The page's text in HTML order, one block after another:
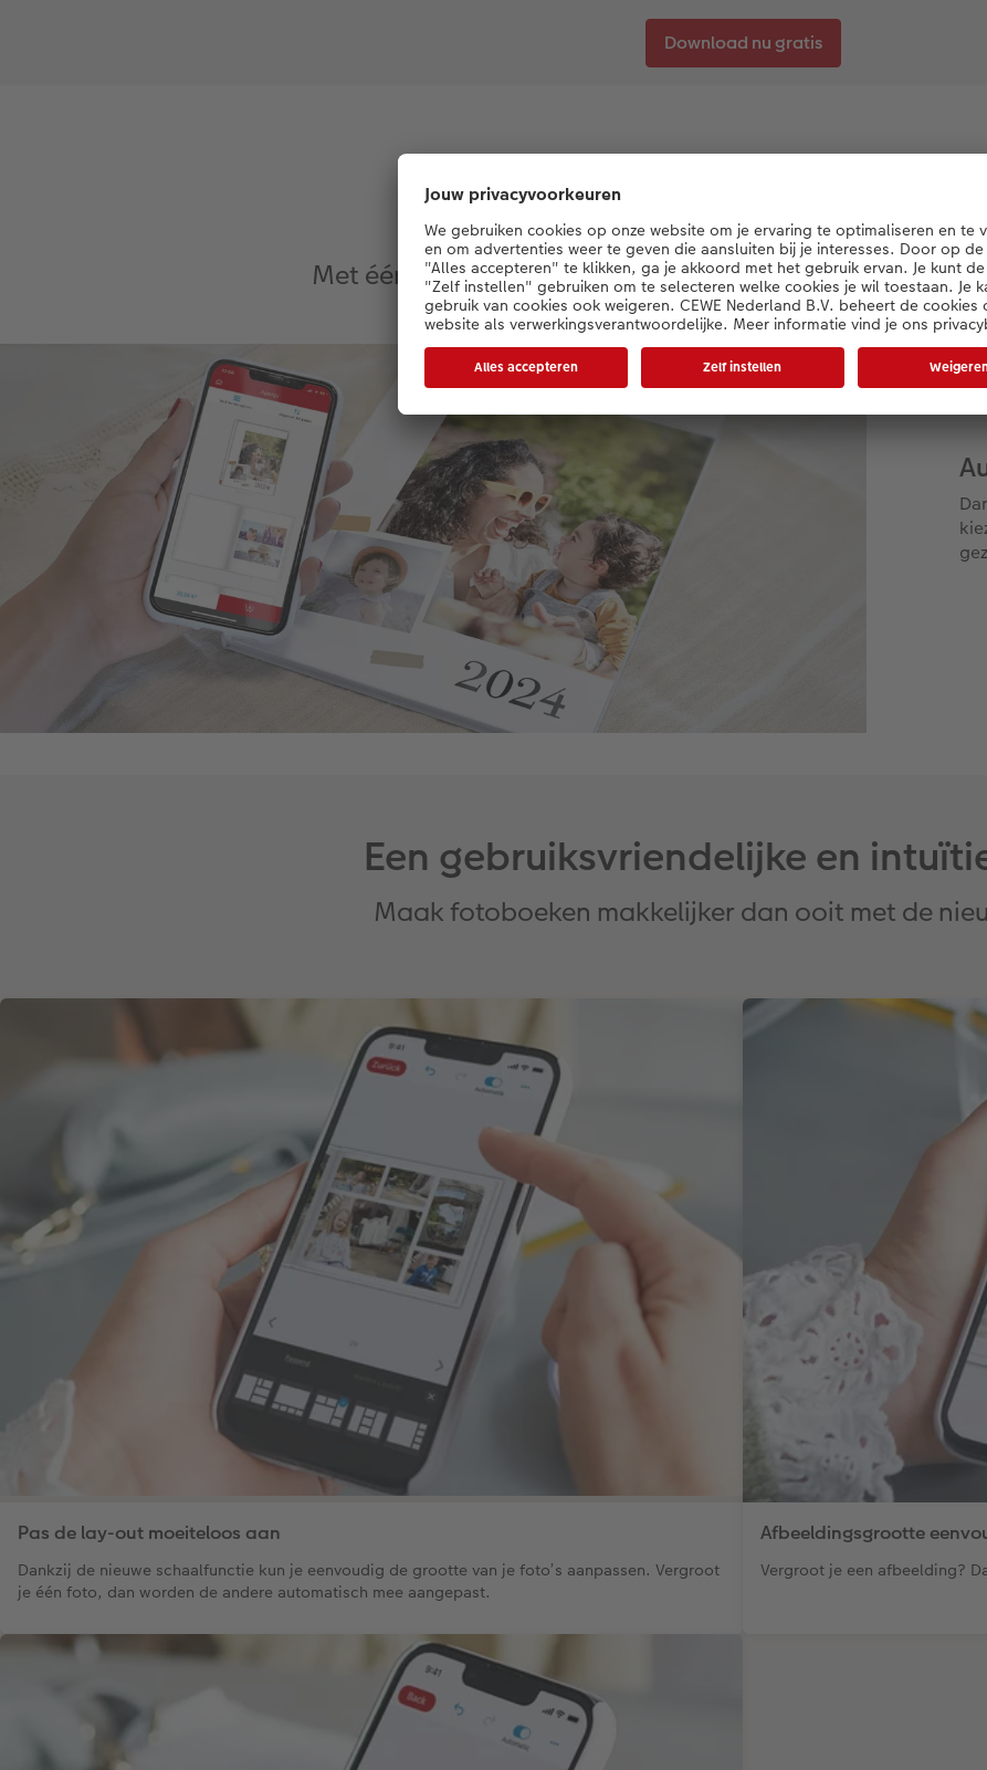
Download nu gratis
Intelligente fotoselectie
Met één klik selecteert de app je beste foto’s. Ideaal
Een gebruiksvriendelijke en
Maak fotoboeken makkelijker dan ooit met de
Pas de lay-out moeiteloos aan
Dankzij de nieuwe schaalfunctie kun je eenvoudig de grootte van je foto’s aanpassen. Vergroot
je één foto, dan worden de andere automatisch mee aangepast.
Afbeeldingsgrootte
Vergroot je een afbeelding?